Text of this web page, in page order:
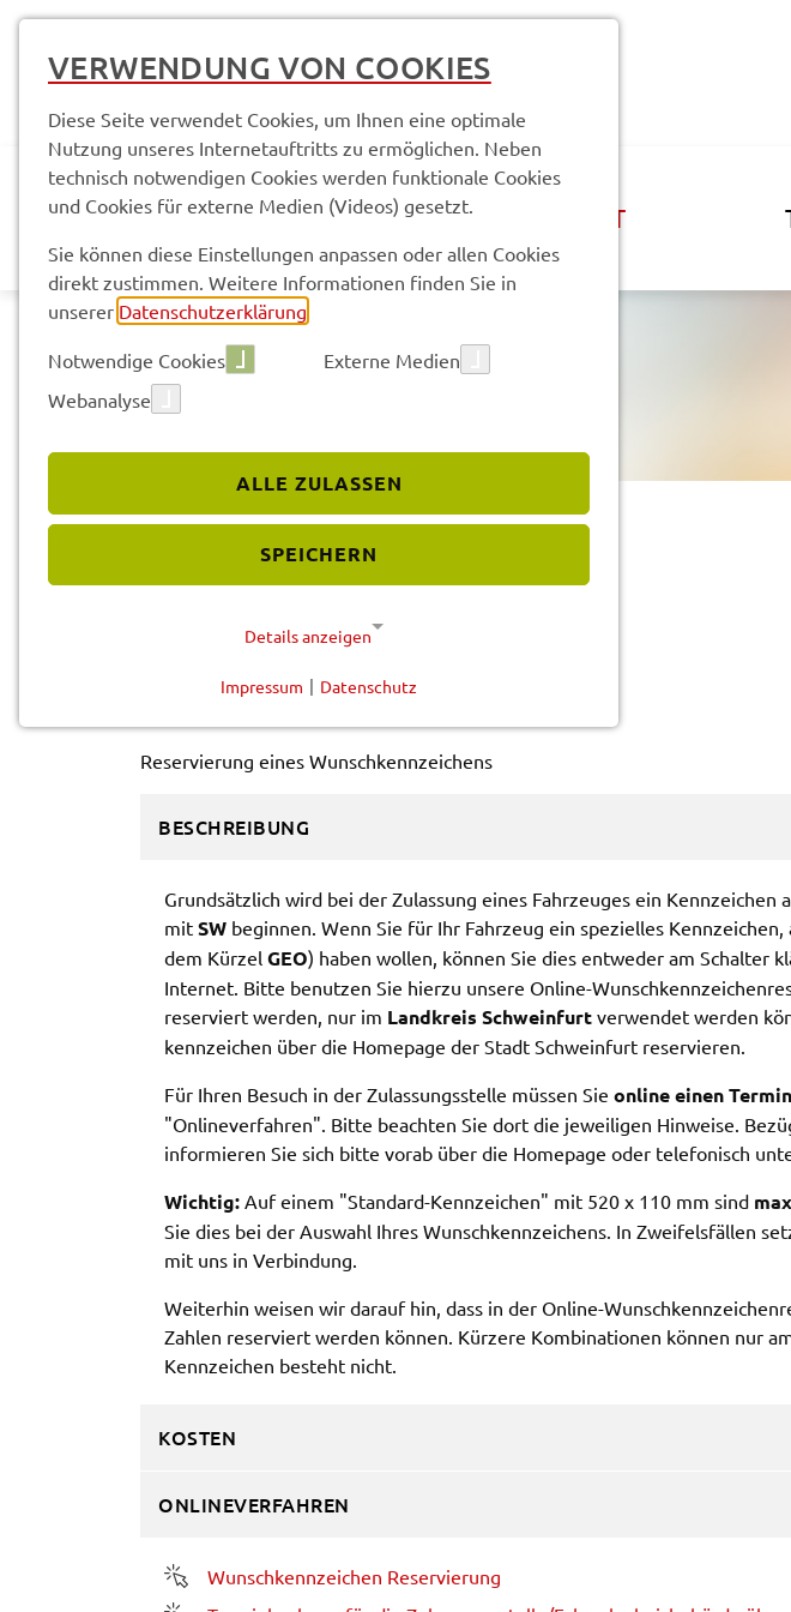
AKTUELLES LANDRATSAMT
Vorle­sen
WUNSCH­KENN­ZEI­CHEN
Reser­vie­rung eines Wunsch­kenn­zei­chens
BESCHREIBUNG
Grund­sätz­lich wird bei der Zulas­sung eines Fahr­zeu­ges ein
mit SW begin­nen. Wenn Sie für Ihr Fahr­zeug ein spezi­el­les
dem Kürzel GEO) haben wollen, können Sie dies entwe­der am Schal­ter
Inter­net. Bitte benut­zen Sie hier­zu unse­re Online-
reser­viert werden, nur im Land­kreis Schwein­furt verwen­det werden
kenn­zei­chen über die Home­page der Stadt Schwein­furt reser­vie­ren.
Für Ihren Besuch in der Zulas­sungs­stel­le müssen Sie online einen
"Online­ver­fah­ren". Bitte beach­ten Sie dort die jewei­li­gen Hinwei­se.
infor­mie­ren Sie sich bitte vorab über die Home­page oder tele­fo­nisch
Wich­tig: Auf einem "Stan­dard-Kenn­zei­chen" mit 520 x 110 mm sind
Sie dies bei der Auswahl Ihres Wunsch­kenn­zei­chens. In Zwei­fels­fäl­len
mit uns in Verbin­dung.
Weiter­hin weisen wir darauf hin, dass in der Online-
Zahlen reser­viert werden können. Kürze­re Kombi­na­tio­nen können nur
Kenn­zei­chen besteht nicht.
KOSTEN
ONLINEVERFAHREN
Wunsch­kenn­zei­chen Reser­vie­rung
(öffnet in neuem Fens­ter)
VERWENDUNG VON COOKIES
Diese Seite verwendet Cookies, um Ihnen eine optimale
Nutzung unseres Internetauftritts zu ermöglichen. Neben
technisch notwendigen Cookies werden funktionale Cookies
und Cookies für externe Medien (Videos) gesetzt.
Sie können diese Einstellungen anpassen oder allen Cookies
direkt zustimmen. Weitere Informationen finden Sie in
unserer Datenschutzerklärung
Notwendige Cookies
Externe Medien
Webanalyse
ALLE ZULASSEN
SPEICHERN
Details anzeigen
unserer Website benötigt.
Cookie für Datenschutzhinweise
Landratsamt Schweinfurt
Speicherung Einwilligung
Datenschutzhinweise
Cookie Laufzeit: 1 Jahr
Frontend Benutzer
fe_typo_user
Landratsamt Schweinfurt
Anonyme Klickzählung
Barrierefreiheit
Kontrast und Schriftgröße
Impressum | Datenschutz